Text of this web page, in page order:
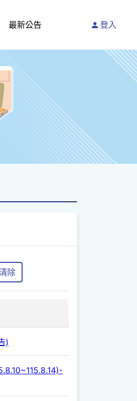
最新公告 登入
除
)